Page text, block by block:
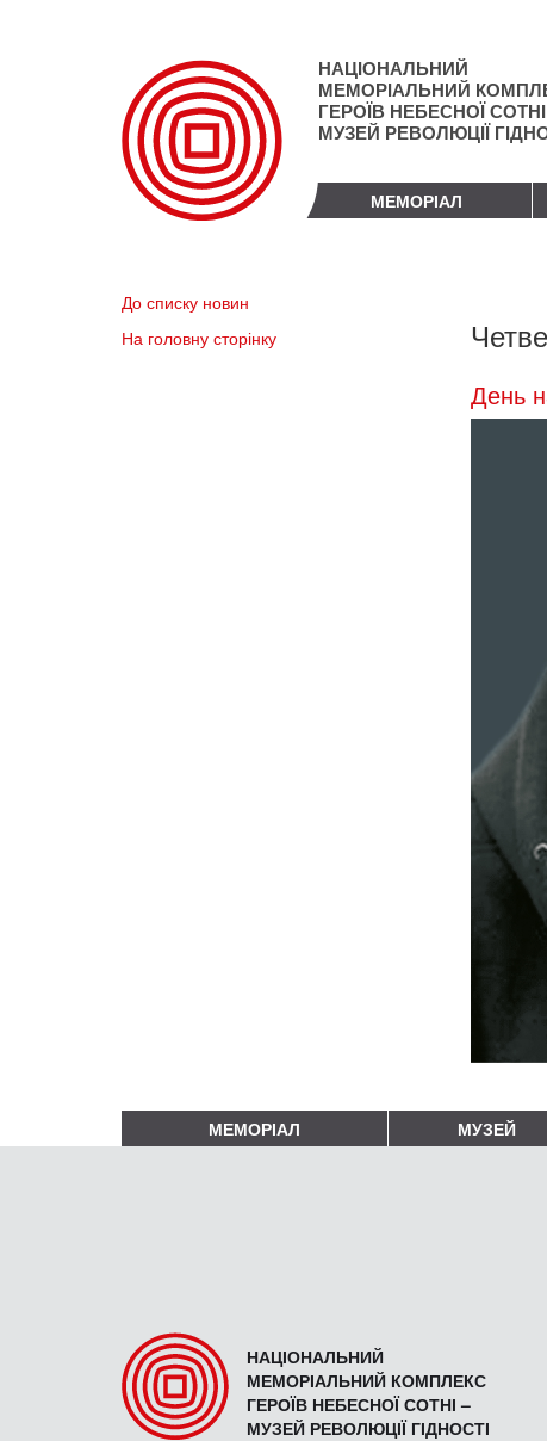
НАЦІОНАЛЬНИЙ
МЕМОРІАЛЬНИЙ
ГЕРОЇВ НЕБЕСНОЇ
МУЗЕЙ РЕВОЛЮЦІЇ
МЕМОРІАЛ
До списку новин
На головну сторінку
День
МЕМОРІАЛ МУЗЕЙ
НАЦІОНАЛЬНИЙ
МЕМОРІАЛЬНИЙ КОМПЛЕКС
ГЕРОЇВ НЕБЕСНОЇ СОТНІ –
МУЗЕЙ РЕВОЛЮЦІЇ ГІДНОСТІ